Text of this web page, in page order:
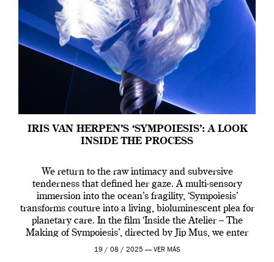
IRIS VAN HERPEN’S ‘SYMPOIESIS’: A LOOK
INSIDE THE PROCESS
We return to the raw intimacy and subversive
tenderness that defined her gaze. A multi-sensory
immersion into the ocean’s fragility, ‘Sympoiesis’
transforms couture into a living, bioluminescent plea for
planetary care. In the film ‘Inside the Atelier – The
Making of Sympoiesis’, directed by Jip Mus, we enter
the sacred space where Iris van Herpen’s […]
19 / 08 / 2025 — VER MÁS